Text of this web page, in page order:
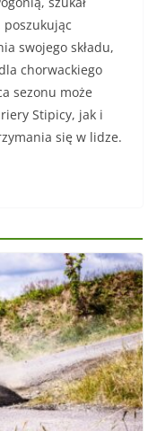
poszukując
swojego składu,
chorwackiego
sezonu może
Stipicy, jak i
się w lidze.